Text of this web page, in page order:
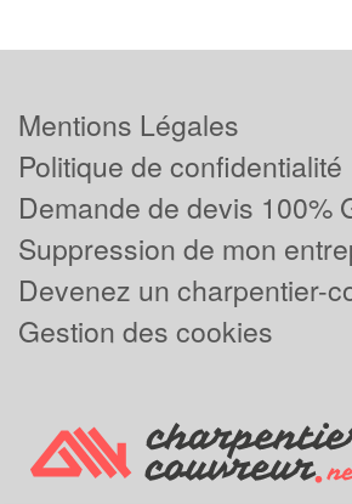
Mentions Légales
Politique de confidentialité
Demande de devis 100%
Suppression de mon
Devenez un charpentier-
Gestion des cookies